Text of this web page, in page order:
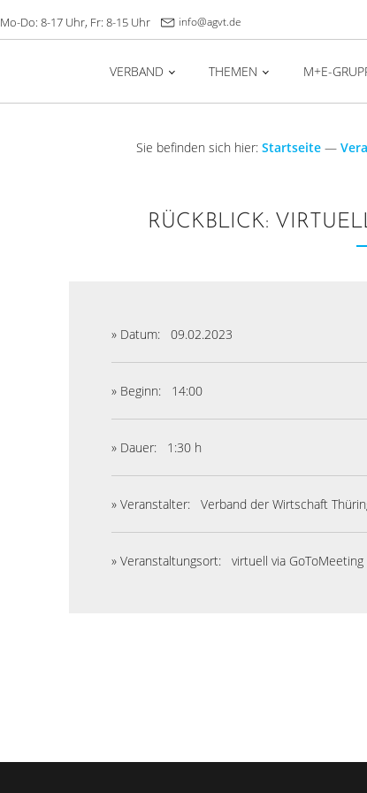
Mo-Do: 8-17 Uhr, Fr: 8-15 Uhr info@agvt.de
VERBAND THEMEN M+E-
Sie befinden sich hier: Startseite—
RÜCKBLICK:
» Datum: 09.02.2023
» Beginn: 14:00
» Dauer: 1:30 h
» Veranstalter: Verband der Wirtschaft
» Veranstaltungsort: virtuell via GoToMeeting